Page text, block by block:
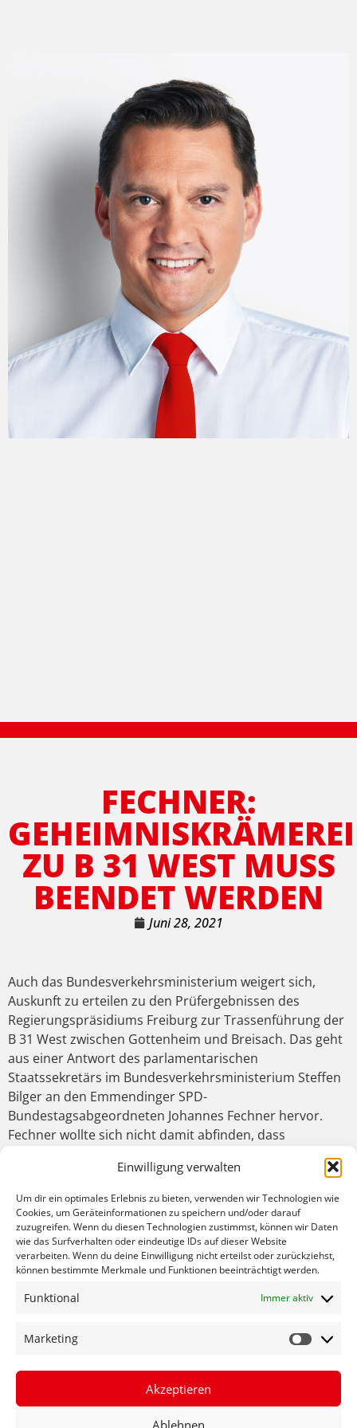
Einwilligung verwalten
Um dir ein optimales Erlebnis zu bieten, verwenden wir Technologien wie
Cookies, um Geräteinformationen zu speichern und/oder darauf
zuzugreifen. Wenn du diesen Technologien zustimmst, können wir Daten
wie das Surfverhalten oder eindeutige IDs auf dieser Website
verarbeiten. Wenn du deine Einwilligung nicht erteilst oder zurückziehst,
können bestimmte Merkmale und Funktionen beeinträchtigt werden.
Funktional Immer aktiv
Marketing
Akzeptieren
Ablehnen
FECHNER:
GEHEIMNISKRÄMEREI
ZU B 31 WEST MUSS
BEENDET WERDEN
Juni 28, 2021
Auch das Bundesverkehrsministerium weigert sich,
Auskunft zu erteilen zu den Prüfergebnissen des
Regierungspräsidiums Freiburg zur Trassenführung der
B 31 West zwischen Gottenheim und Breisach. Das geht
aus einer Antwort des parlamentarischen
Staatssekretärs im Bundesverkehrsministerium Steffen
Bilger an den Emmendinger SPD-
Bundestagsabgeordneten Johannes Fechner hervor.
Fechner wollte sich nicht damit abfinden, dass
Auskunft gab, welche Trassenvariante das
Regierungspräsidium bevorzugt. Deshalb hatte er eine
kleine Anfrage an das Bundesverkehrsministerium
gestellt. Vom zuständigen Staatssekretär Bilger erhielt
er jedoch nur die aus Fechners Sicht völlig
unzureichende Antwort, dass das Verkehrsministerium
Bundesverkehrsministerium eine
habe. Weitere Auskünfte über das Projekt würden erst
dem Land Baden-Württemberg erteilt. „Es kann nicht
sein, dass die Region vollkommen im Unklaren gelassen
wird, zu welchen Prüfergebnissen das RP kommt und